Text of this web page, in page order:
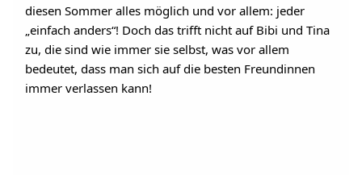
diesen Sommer alles möglich und vor allem: jeder
„einfach anders“! Doch das trifft nicht auf Bibi und Tina
zu, die sind wie immer sie selbst, was vor allem
bedeutet, dass man sich auf die besten Freundinnen
immer verlassen kann!